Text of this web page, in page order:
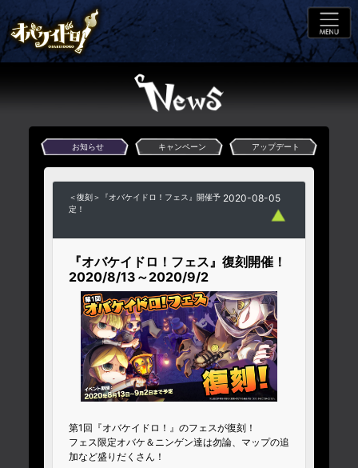
お知らせ キャンペーン アップデート
＜復刻＞『オバケイドロ！フェス』開催予
定！
2020-08-05
『オバケイドロ！フェス』復刻開催！
2020/8/13～2020/9/2
第1回『オバケイドロ！』のフェスが復刻！
フェス限定オバケ＆ニンゲン達は勿論、マップの追
加など盛りだくさん！